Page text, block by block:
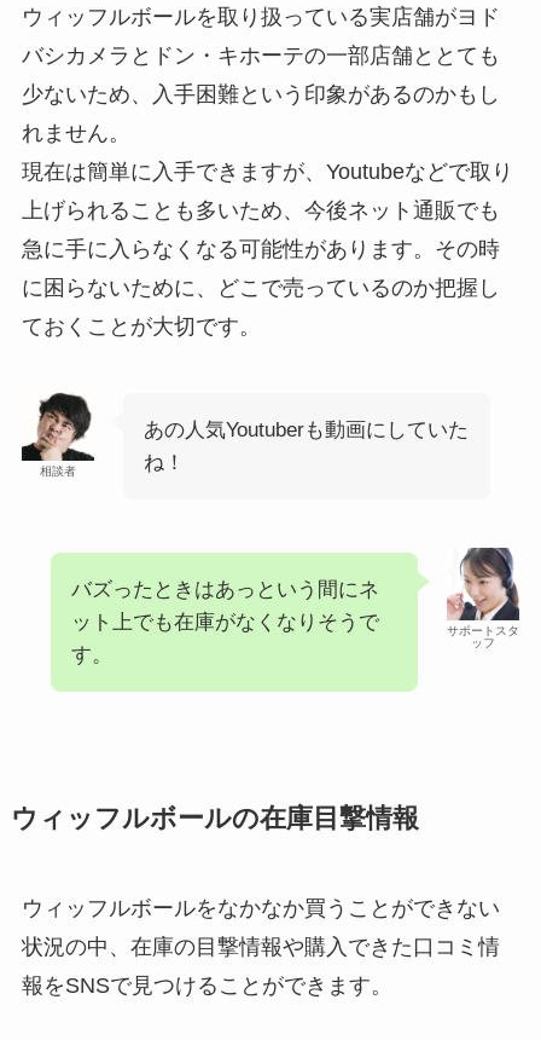
ウィッフルボールを取り扱っている実店舗がヨド
バシカメラとドン・キホーテの一部店舗ととても
少ないため、入手困難という印象があるのかもし
れません。
現在は簡単に入手できますが、Youtubeなどで取り
上げられることも多いため、今後ネット通販でも
急に手に入らなくなる可能性があります。その時
に困らないために、どこで売っているのか把握し
ておくことが大切です。
相談者
あの人気Youtuberも動画にしていた
ね！
サポートスタ
ッフ
バズったときはあっという間にネ
ット上でも在庫がなくなりそうで
す。
ウィッフルボールの在庫目撃情報
ウィッフルボールをなかなか買うことができない
状況の中、在庫の目撃情報や購入できた口コミ情
報をSNSで見つけることができます。